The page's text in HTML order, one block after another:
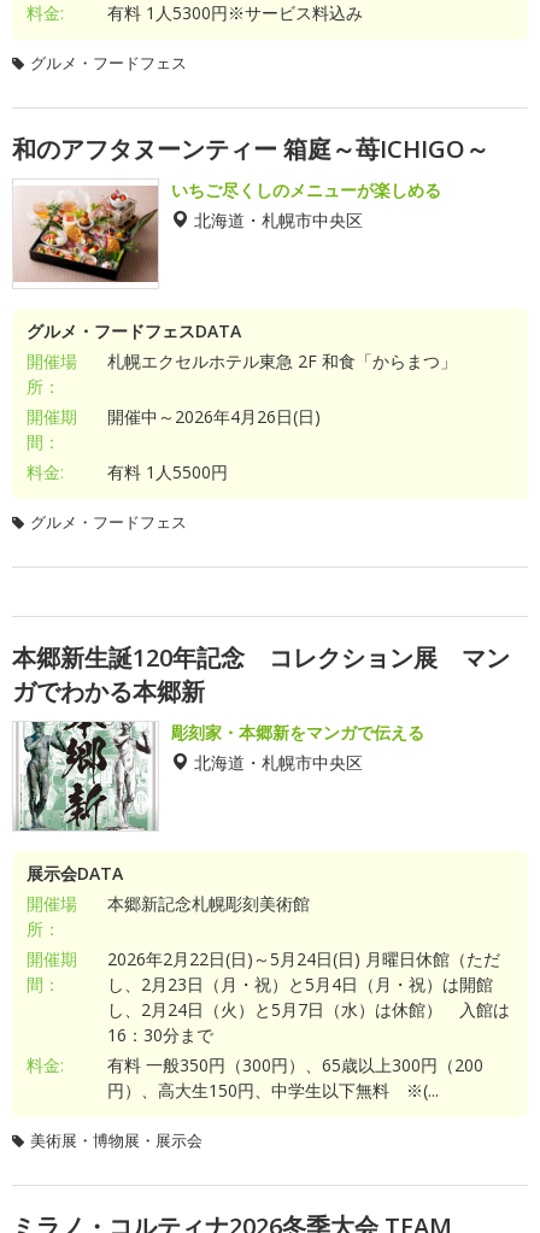
料金: 有料 1人5300円※サービス料込み
グルメ・フードフェス
和のアフタヌーンティー 箱庭～苺ICHIGO～
いちご尽くしのメニューが楽しめる
北海道・札幌市中央区
グルメ・フードフェスDATA
開催場
所：
札幌エクセルホテル東急 2F 和食「からまつ」
開催期
間：
開催中～2026年4月26日(日)
料金: 有料 1人5500円
グルメ・フードフェス
本郷新生誕120年記念 コレクション展 マン
ガでわかる本郷新
彫刻家・本郷新をマンガで伝える
北海道・札幌市中央区
展示会DATA
開催場
所：
本郷新記念札幌彫刻美術館
開催期
間：
2026年2月22日(日)～5月24日(日) 月曜日休館（ただ
し、2月23日（月・祝）と5月4日（月・祝）は開館
し、2月24日（火）と5月7日（水）は休館） 入館は
16：30分まで
料金:
有料 一般350円（300円）、65歳以上300円（200
円）、高大生150円、中学生以下無料 ※(...
美術展・博物展・展示会
ミラノ・コルティナ2026冬季大会 TEAM